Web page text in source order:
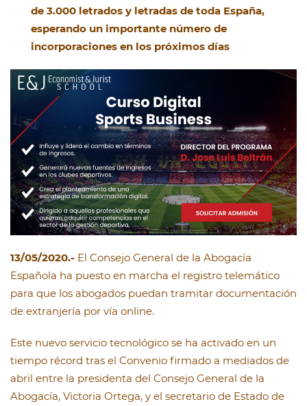
de 3.000 letrados y letradas de toda España,
esperando un importante número de
incorporaciones en los próximos días
13/05/2020.- El Consejo General de la Abogacía
Española ha puesto en marcha el registro telemático
para que los abogados puedan tramitar documentación
de extranjería por vía online.
Este nuevo servicio tecnológico se ha activado en un
tiempo récord tras el Convenio firmado a mediados de
abril entre la presidenta del Consejo General de la
Abogacía, Victoria Ortega, y el secretario de Estado de